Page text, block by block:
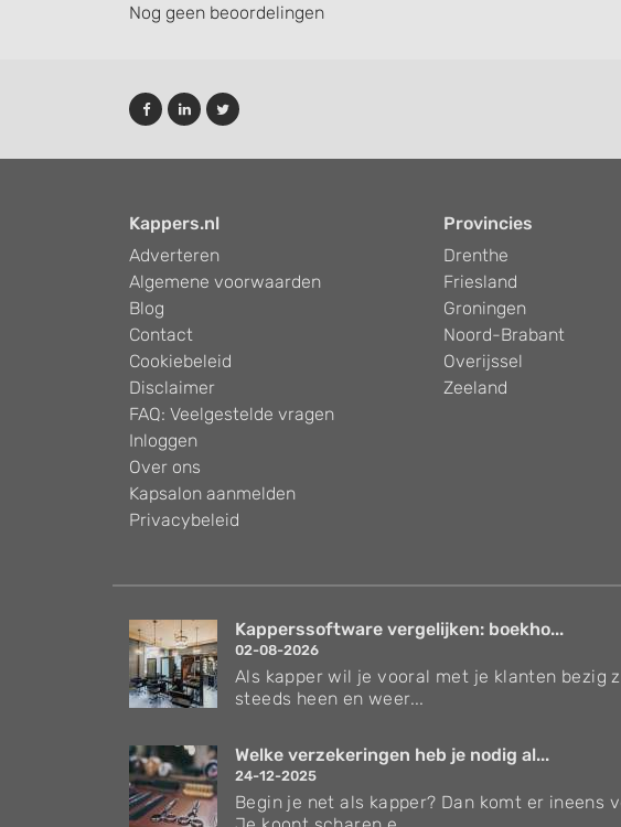
Nog geen beoordelingen
Kappers.nl
Adverteren
Algemene voorwaarden
Blog
Contact
Cookiebeleid
Disclaimer
FAQ: Veelgestelde vragen
Inloggen
Over ons
Kapsalon aanmelden
Privacybeleid
Provincies
Drenthe
Friesland
Groningen
Noord-Brabant
Overijssel
Zeeland
Kapperssoftware vergelijken: boekho...
02-08-2026
Als kapper wil je vooral met je klanten bezig
steeds heen en weer...
Welke verzekeringen heb je nodig al...
24-12-2025
Begin je net als kapper? Dan komt er ineens